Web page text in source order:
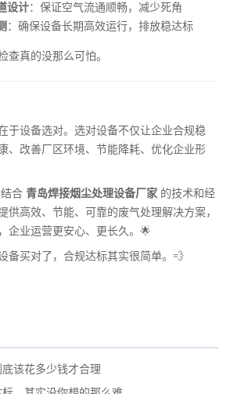
设计：保证空气流通顺畅，减少死角
：确保设备长期高效运行，排放稳达标
查真的没那么可怕。
于设备选对。选对设备不仅让企业合规稳
、改善厂区环境、节能降耗、优化企业形
合 青岛焊接烟尘处理设备厂家 的技术和经
供高效、节能、可靠的废气处理解决方案，
企业运营更安心、更长久。🌟
备买对了，合规达标其实很简单。💨
该花多少钱才合理